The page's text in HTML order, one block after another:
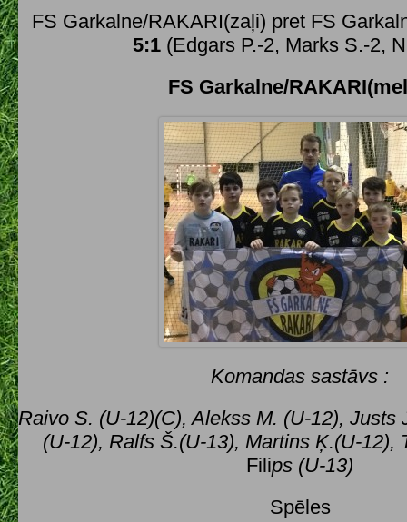
FS Garkalne/RAKARI(zaļi) pret FS
5:1 (Edgars P.-2, Marks S.-2,
FS Garkalne/
Komandas sastāvs :
Raivo S. (U-12)(C), Alekss M. (U-12), Justs
(U-12), Ralfs Š.(U-13), Martins Ķ.(U-12),
Filips (U-13)
Spēles